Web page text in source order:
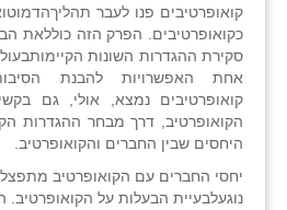
קואופרטיבים פנו לעבר
כקואופרטיבים. הפרק הזה כוללאת
סקירת ההגדרות השונות
אחת האפשרויות להבנת
קואופרטיבים נמצא, אולי, גם
הקואופרטיב, דרך מבחר ההגדרות
היחסים שבין החברים והקואופרטיב.
יחסי החברים עם הקואופרטיב
נוגעלבעיית הבעלות על הקואופרטיב.